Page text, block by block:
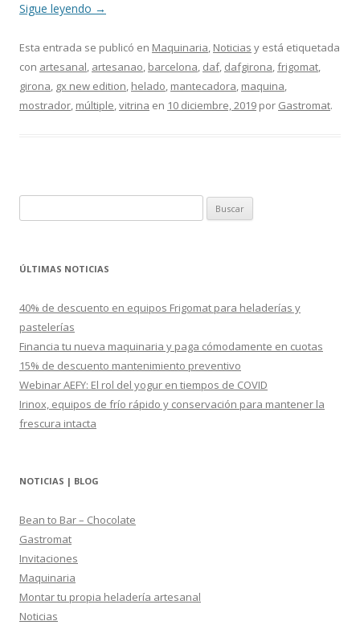
Sigue leyendo →
Esta entrada se publicó en Maquinaria, Noticias y está etiquetada
con artesanal, artesanao, barcelona, daf, dafgirona,frigomat,
girona, gx new edition, helado, mantecadora, maquina,
mostrador, múltiple,vitrina en 10 diciembre, 2019 por Gastromat.
u
c
r
ÚLTIMAS NOTICIAS
40% de descuento en equipos Frigomat para heladerías y
pastelerías
Financia tu nueva maquinaria y paga cómodamente en cuotas
15% de descuento mantenimiento preventivo
Webinar AEFY: El rol del yogur en tiempos de COVID
Irinox, equipos de frío rápido y conservación para mantener la
frescura intacta
NOTICIAS | BLOG
Bean to Bar – Chocolate
Gastromat
Invitaciones
Maquinaria
Montar tu propia heladería artesanal
Noticias